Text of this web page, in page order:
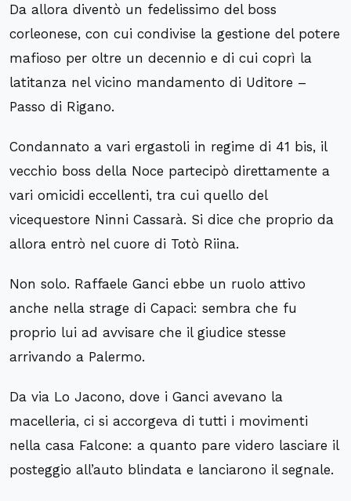
Da allora diventò un fedelissimo del boss
corleonese, con cui condivise la gestione del potere
mafioso per oltre un decennio e di cui coprì la
latitanza nel vicino mandamento di Uditore –
Passo di Rigano.
Condannato a vari ergastoli in regime di 41 bis, il
vecchio boss della Noce partecipò direttamente a
vari omicidi eccellenti, tra cui quello del
vicequestore Ninni Cassarà. Si dice che proprio da
allora entrò nel cuore di Totò Riina.
Non solo. Raffaele Ganci ebbe un ruolo attivo
anche nella strage di Capaci: sembra che fu
proprio lui ad avvisare che il giudice stesse
arrivando a Palermo.
Da via Lo Jacono, dove i Ganci avevano la
macelleria, ci si accorgeva di tutti i movimenti
nella casa Falcone: a quanto pare videro lasciare il
posteggio all’auto blindata e lanciarono il segnale.